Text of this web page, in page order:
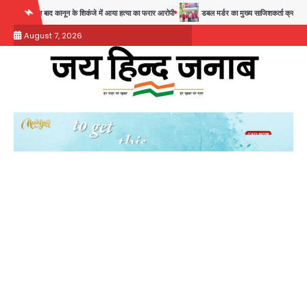
content
साल बाद कानून के शिकंजे में आया हत्या का फरार आरोपी डबल मर्डर का मुख्य साजिशकर्ता क्राइम ब्रांच
August 7, 2026